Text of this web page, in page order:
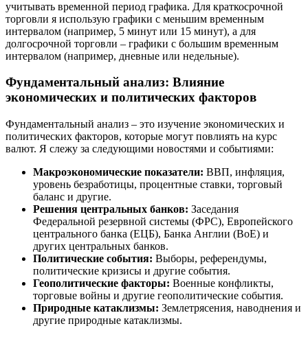
учитывать временной период графика. Для краткосрочной
торговли я использую графики с меньшим временным
интервалом (например, 5 минут или 15 минут), а для
долгосрочной торговли – графики с большим временным
интервалом (например, дневные или недельные).
Фундаментальный анализ: Влияние
экономических и политических факторов
Фундаментальный анализ – это изучение экономических и
политических факторов, которые могут повлиять на курс
валют. Я слежу за следующими новостями и событиями:
Макроэкономические показатели: ВВП, инфляция,
уровень безработицы, процентные ставки, торговый
баланс и другие.
Решения центральных банков: Заседания
Федеральной резервной системы (ФРС), Европейского
центрального банка (ЕЦБ), Банка Англии (BoE) и
других центральных банков.
Политические события: Выборы, референдумы,
политические кризисы и другие события.
Геополитические факторы: Военные конфликты,
торговые войны и другие геополитические события.
Природные катаклизмы: Землетрясения, наводнения и
другие природные катаклизмы.